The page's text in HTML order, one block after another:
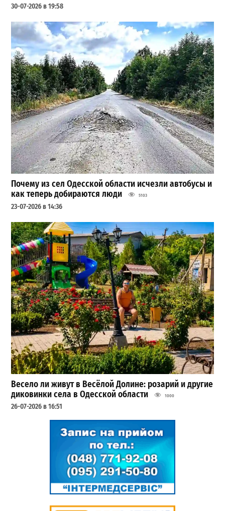
30-07-2026 в 19:58
Почему из сел Одесской области исчезли автобусы и
как теперь добираются люди
5103
23-07-2026 в 14:36
Весело ли живут в Весёлой Долине: розарий и другие
диковинки села в Одесской области
1000
26-07-2026 в 16:51